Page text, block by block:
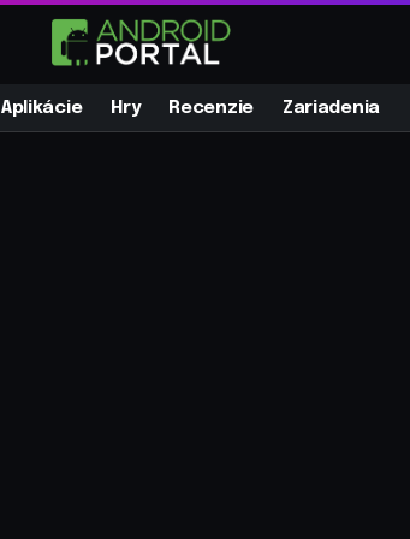
Aplikácie Hry Recenzie Zariadenia